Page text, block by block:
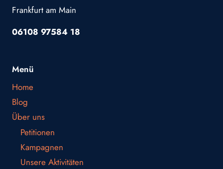
Frankfurt am Main
06108 97584 18
Menü
Home
Blog
Über uns
Petitionen
Kampagnen
Unsere Aktivitäten